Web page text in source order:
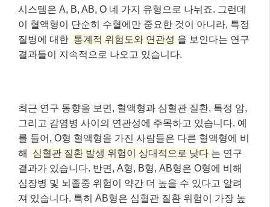
시스템은 A, B, AB, O 네 가지 유형으로 나뉘죠. 그런데
이 혈액형이 단순히 수혈에만 중요한 것이 아니라, 특정
질병에 대한 통계적 위험도와 연관성 을 보인다는 연구
결과들이 지속적으로 나오고 있습니다.
최근 연구 동향을 보면, 혈액형과 심혈관 질환, 특정 암,
그리고 감염병 사이의 연관성에 주목하고 있습니다. 예
를 들어, O형 혈액형을 가진 사람들은 다른 혈액형에 비
해
심혈관 질환 발생 위험이 상대적으로 낮다 는 연구
결과가 있습니다. 반면, A형, B형, AB형은 O형에 비해
심장병 및 뇌졸중 위험이 약간 더 높을 수 있다고 알려
져 있습니다. 특히 AB형은 심혈관 질환 위험이 가장 높